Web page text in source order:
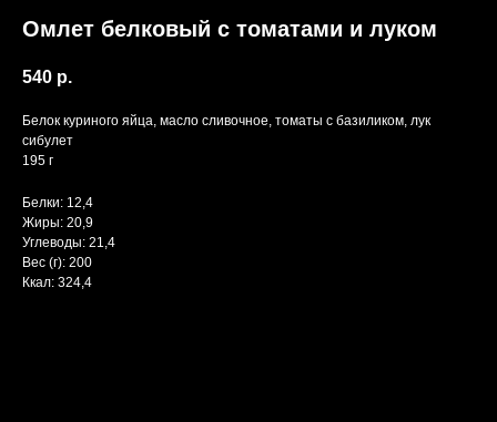
Омлет белковый с томатами и луком
540 р.
Белок куриного яйца, масло сливочное, томаты с базиликом, лук
сибулет
195 г
Белки: 12,4
Жиры: 20,9
Углеводы: 21,4
Вес (г): 200
Ккал: 324,4